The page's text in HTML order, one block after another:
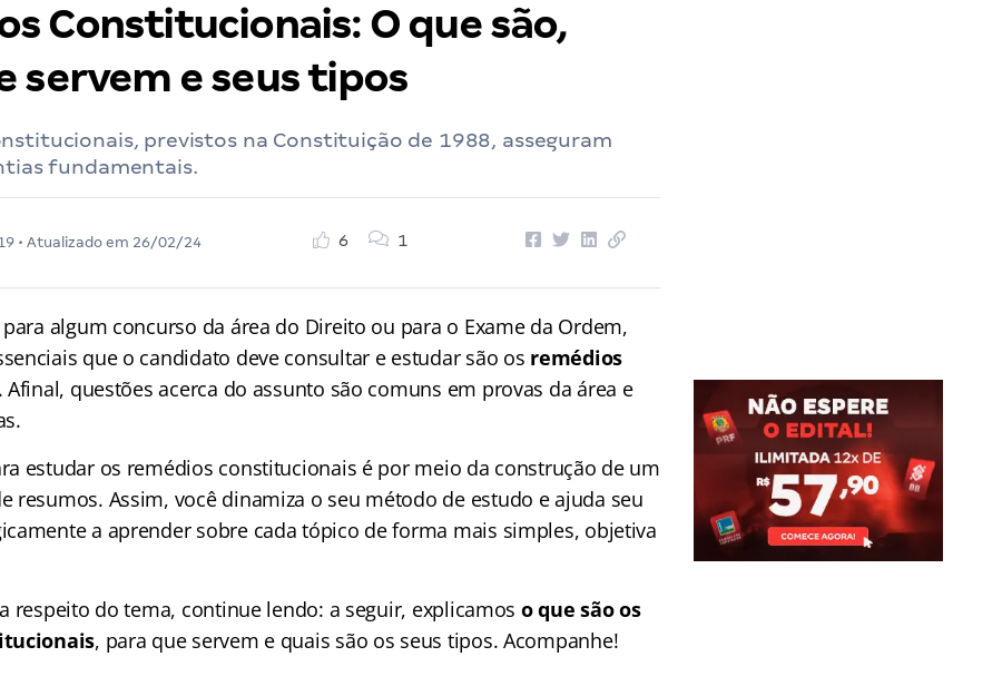
Constitucionais: O que são,
servem e seus tipos
previstos na Constituição de 1988, asseguram
fundamentais.
• Atualizado em 26/02/24
6 1
algum concurso da área do Direito ou para o Exame da Ordem,
que o candidato deve consultar e estudar são os remédios
Afinal, questões acerca do assunto são comuns em provas da área e
estudar os remédios constitucionais é por meio da construção de um
resumos. Assim, você dinamiza o seu método de estudo e ajuda seu
a aprender sobre cada tópico de forma mais simples, objetiva
respeito do tema, continue lendo: a seguir, explicamos o que são os
, para que servem e quais são os seus tipos. Acompanhe!